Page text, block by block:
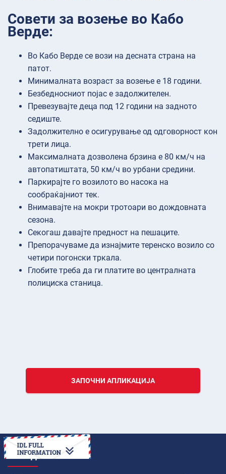
Совети за возење во Кабо
Верде:
Во Кабо Верде се вози на десната страна на
патот.
Минималната возраст за возење е 18 години.
Безбедносниот појас е задолжителен.
Превезувајте деца под 12 години на задното
седиште.
Задолжително е осигурување од одговорност кон
трети лица.
Максималната дозволена брзина е 80 км/ч на
автопатиштата, 50 км/ч во урбани средини.
Паркирајте го возилото во насока на
сообраќајниот тек.
Внимавајте на мокри тротоари во дождовната
сезона.
Секогаш давајте предност на пешаците.
Препорачуваме да изнајмите теренско возило со
четири погонски тркала.
Глобите треба да ги платите во централната
полициска станица.
ЗАПОЧНИ АПЛИКАЦИЈА
КАКО ДА